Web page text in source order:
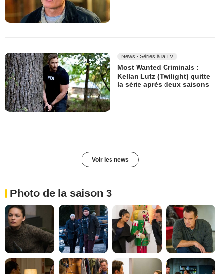
News - Séries à la TV
Most Wanted Criminals :
Kellan Lutz (Twilight) quitte
la série après deux saisons
Voir les news
Photo de la saison 3